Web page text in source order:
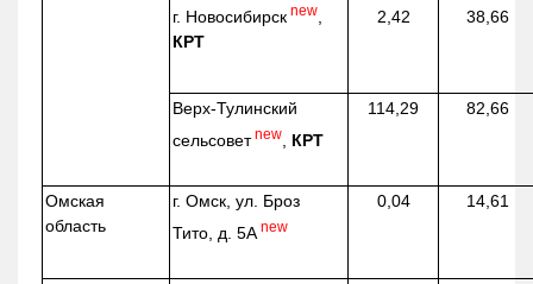
г. Новосибирск new
КРТ
2,42 38,66
Верх-Тулинский
сельсовет new КРТ
114,29 82,66
Омская
область
г. Омск, ул. Броз
Тито, д. 5А new
0,04 14,61